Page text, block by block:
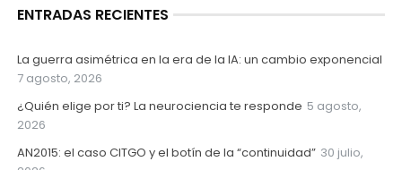
ENTRADAS RECIENTES
La guerra asimétrica en la era de la IA: un cambio exponencial
7 agosto, 2026
¿Quién elige por ti? La neurociencia te responde 5 agosto,
2026
AN2015: el caso CITGO y el botín de la “continuidad” 30 julio,